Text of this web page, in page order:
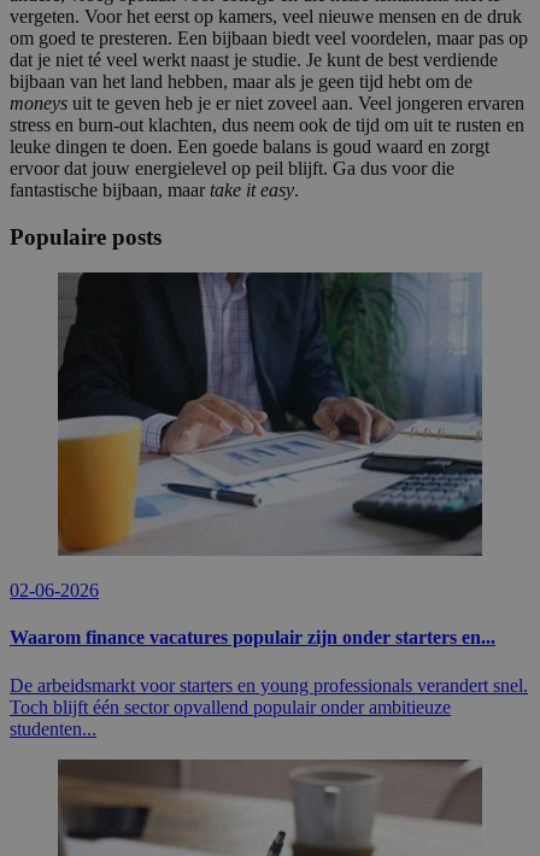
vergeten. Voor het eerst op kamers, veel nieuwe mensen en de druk
om goed te presteren. Een bijbaan biedt veel voordelen, maar pas op
dat je niet té veel werkt naast je studie. Je kunt de best verdiende
bijbaan van het land hebben, maar als je geen tijd hebt om de
moneys uit te geven heb je er niet zoveel aan. Veel jongeren ervaren
stress en burn-out klachten, dus neem ook de tijd om uit te rusten en
leuke dingen te doen. Een goede balans is goud waard en zorgt
ervoor dat jouw energielevel op peil blijft. Ga dus voor die
fantastische bijbaan, maartake it easy.
Populaire posts
02-06-2026
Waarom finance vacatures populair zijn onder starters en...
De arbeidsmarkt voor starters en young professionals verandert snel.
Toch blijft één sector opvallend populair onder ambitieuze
studenten...